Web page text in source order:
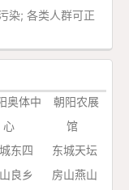
染; 各类人群可正
奥体中
心
朝阳农展
馆
东四
东城天坛
良乡
房山燕山